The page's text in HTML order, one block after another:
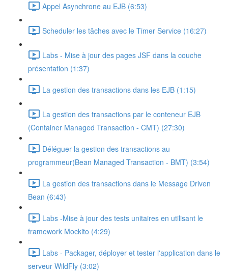
Appel Asynchrone au EJB (6:53)
Scheduler les tâches avec le Timer Service (16:27)
Labs - Mise à jour des pages JSF dans la couche
présentation (1:37)
La gestion des transactions dans les EJB (1:15)
La gestion des transactions par le conteneur EJB
(Container Managed Transaction - CMT) (27:30)
Déléguer la gestion des transactions au
programmeur(Bean Managed Transaction - BMT) (3:54)
La gestion des transactions dans le Message Driven
Bean (6:43)
Labs -Mise à jour des tests unitaires en utilisant le
framework Mockito (4:29)
Labs - Packager, déployer et tester l'application dans le
serveur WildFly (3:02)